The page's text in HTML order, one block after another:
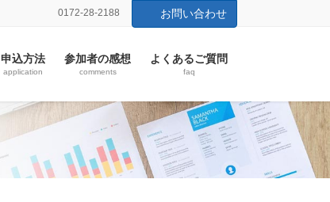
0172-28-2188 お問い合わせ
申込方法
application
参加者の感想
comments
よくあるご質問
faq